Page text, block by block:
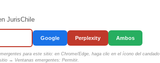
JurisChile
Google Perplexity Ambos
para este sitio: en Chrome/Edge, haga clic en el ícono del candado
→ Ventanas emergentes: Permitir.